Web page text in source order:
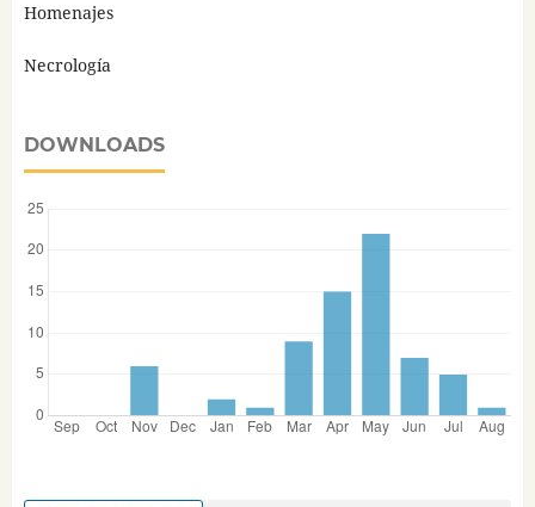
Homenajes
Necrología
DOWNLOADS